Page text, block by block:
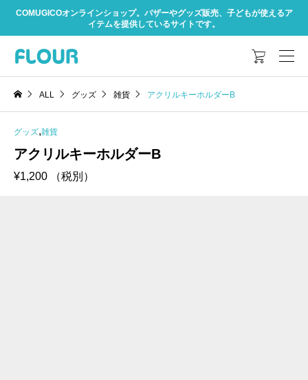
COMUGICOオンラインショップ。バザーやグッズ販売、子どもが使えるア
イテムを提供しているサイトです。

ALL グッズ 雑貨 アクリルキーホルダーB
グッズ,雑貨
アクリルキーホルダーB
¥1,200 （税別）